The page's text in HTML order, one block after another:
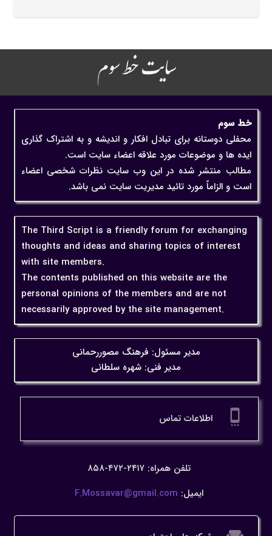
سایت خط سوم
خط سوم
محفلی دوستانه برای تبادل افکار و اندیشه و به اشتراک گذاری
ایده ها و موضوعات مورد علاقه اعضاء سایت است.
مطالب منتشر شده در این وب سایت نظرات شخصی اعضاء
است و الزاماً مورد تائید مدیریت سایت نمی باشد.
The Third Script is a friendly forum for exchanging
thoughts and ideas and sharing topics of interest
with site members.
The contents published on this website are the
personal opinions of the members and are not
necessarily approved by the site management.
مدیر مسئول: فرهنگ مصوررحمانی
مدیر فنی: شهره سلطانی
settings_cell اطلاعات تماس
تلفن همراه: ۲۴۱۷-۴۷۲-۸۵۸
ایمیل: F.Mossavar@gmail.com